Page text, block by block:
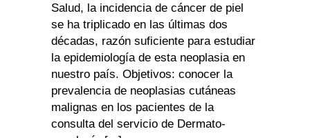
Salud, la incidencia de cáncer de piel
se ha triplicado en las últimas dos
décadas, razón suficiente para estudiar
la epidemiología de esta neoplasia en
nuestro país. Objetivos: conocer la
prevalencia de neoplasias cutáneas
malignas en los pacientes de la
consulta del servicio de Dermato-